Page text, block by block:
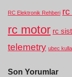
RC Elektronik Rehberi
rc motor rc
telemetry ubec
Son Yorumlar